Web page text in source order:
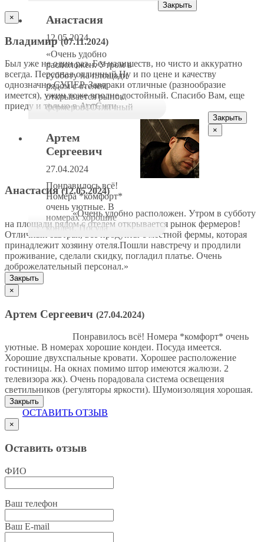
(разнообразие
вполне достойный.
Спасибо Вам, еще
приеду и только в
АртСити
Анастасия
12.05.2024
«Очень удобно
расположен. Утром в
субботу на площади
рядом с отелем
открывается рынок
фермеров! Отличный
которая принадлежит
хозяину отеля.Пошли
навстречу и продлили
проживание, сделали
скидку, погладил
платье. Очень
доброжелательный
персонал.»
Артем
Сергеевич
27.04.2024
Понравилось всё!
Номера *комфорт*
очень уютные. В
номерах хорошие
кондеи. Посуда
имеется. Хорошие
двухспальные
кровати. Хорошее
расположение
жк). Очень
порадовала система
освещения
светильников
(регуляторы яркости).
Шумоизоляция
хорошая.
Закрыть
×
Владимир(07.11.2024)
Был уже не один раз. Без излишеств, но чисто и аккуратно
всегда. Персонал отличный.Ну и по цене и качеству
однозначно СУПЕР. Завтраки отличные (разнообразие
имеется), ужин тоже вполне достойный. Спасибо Вам, еще
приеду и только в АртСити
Закрыть
×
Анастасия(12.05.2024)
«Очень удобно расположен. Утром в субботу
на площади рядом с отелем открывается рынок фермеров!
Отличный завтрак, все продукты с местной фермы, которая
принадлежит хозяину отеля.Пошли навстречу и продлили
проживание, сделали скидку, погладил платье. Очень
доброжелательный персонал.»
Закрыть
×
Артем Сергеевич (27.04.2024)
Понравилось всё! Номера *комфорт* очень
уютные. В номерах хорошие кондеи. Посуда имеется.
Хорошие двухспальные кровати. Хорошее расположение
гостиницы. На окнах помимо штор имеются жалюзи. 2
телевизора жк). Очень порадовала система освещения
светильников (регуляторы яркости). Шумоизоляция хорошая.
Закрыть
ОСТАВИТЬ ОТЗЫВ
×
Оставить отзыв
ФИО
Ваш телефон
Ваш E-mail